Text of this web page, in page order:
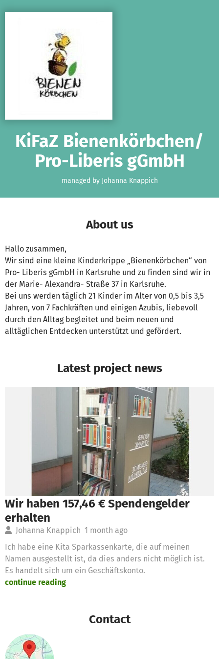
KiFaZ Bienenkörbchen/
Pro-Liberis gGmbH
managed by Johanna Knappich
About us
Hallo zusammen,
Wir sind eine kleine Kinderkrippe „Bienenkörbchen“ von
Pro- Liberis gGmbH in Karlsruhe und zu finden sind wir in
der Marie- Alexandra- Straße 37 in Karlsruhe.
Bei uns werden täglich 21 Kinder im Alter von 0,5 bis 3,5
Jahren, von 7 Fachkräften und einigen Azubis, liebevoll
durch den Alltag begleitet und beim neuen und
alltäglichen Entdecken unterstützt und gefördert.
Latest project news
Wir haben 157,46 € Spendengelder
erhalten
Johanna Knappich 1 month ago
Ich habe eine Kita Sparkassenkarte, die auf meinen
Namen ausgestellt ist, da dies anders nicht möglich ist.
Es handelt sich um ein Geschäftskonto.
continue reading
Contact